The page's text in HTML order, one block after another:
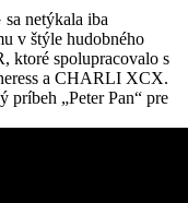
netýkala iba
v štýle hudobného
ktoré spolupracovalo s
a CHARLI XCX.
príbeh „Peter Pan“ pre